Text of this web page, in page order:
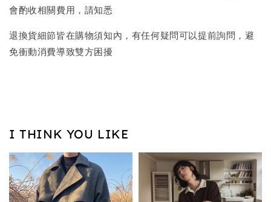
會酌收相關費用，請知悉
退換貨細節皆在購物須知內，有任何疑問可以提前詢問，避
免衝動消費導致雙方困擾
I THINK YOU LIKE